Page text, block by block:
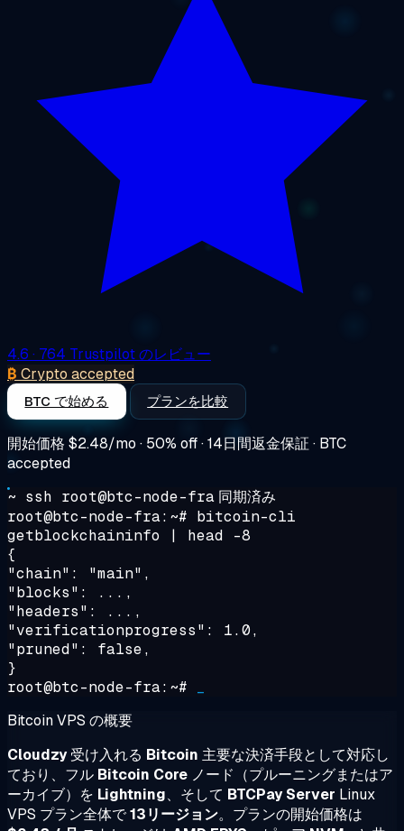
4.6 · 764 Trustpilot のレビュー
₿ Crypto accepted
BTC で始める プランを比較
開始価格 $2.48/mo · 50% off · 14日間返金保証 · BTC
accepted
~ ssh root@btc-node-fra 同期済み
root@btc-node-fra:~# bitcoin-cli
getblockchaininfo | head -8
{
"chain": "main",
"blocks": ...,
"headers": ...,
"verificationprogress": 1.0,
"pruned": false,
}
root@btc-node-fra:~#
Bitcoin VPS の概要
Cloudzy受け入れる Bitcoin 主要な決済手段として対応し
ており、フル Bitcoin Core ノード（プルーニングまたはア
ーカイブ）を Lightning、そして BTCPay Server Linux
VPS プラン全体で13リージョン。プランの開始価格は